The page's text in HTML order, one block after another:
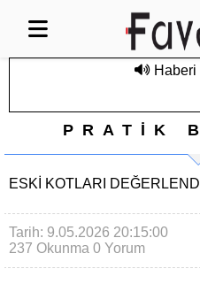
Haberi
PRATİK
ESKI KOTLARI
Tarih: 9.05.2026 20:15:00
237 Okunma 0 Yorum